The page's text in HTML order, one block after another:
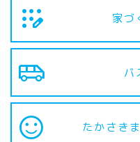
app_registration 家づ
airport_shuttle バ
sentiment_satisfied たかさき